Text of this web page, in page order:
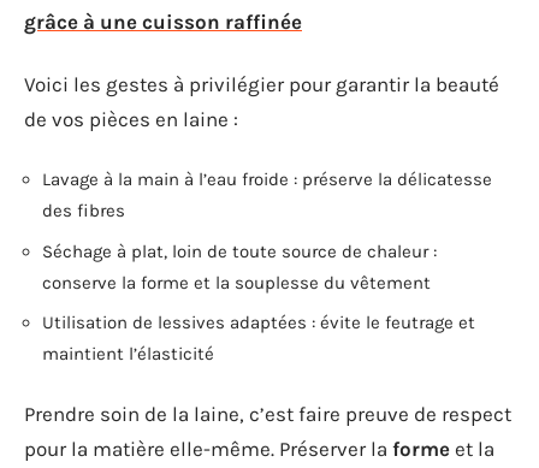
grâce à une cuisson raffinée
Voici les gestes à privilégier pour garantir la beauté
de vos pièces en laine :
Lavage à la main à l’eau froide : préserve la délicatesse
des fibres
Séchage à plat, loin de toute source de chaleur :
conserve la forme et la souplesse du vêtement
Utilisation de lessives adaptées : évite le feutrage et
maintient l’élasticité
Prendre soin de la laine, c’est faire preuve de respect
pour la matière elle-même. Préserver la forme et la